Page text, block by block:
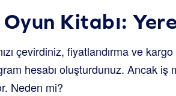
Oyun Kitabı:
çevirdiniz, fiyatlandırma ve
hesabı oluşturdunuz. Ancak iş
Neden mi?